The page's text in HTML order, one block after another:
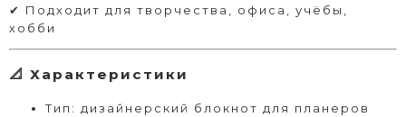
✔ Подходит для творчества, офиса, учёбы,
хобби
📐 Характеристики
Тип: дизайнерский блокнот для планеров